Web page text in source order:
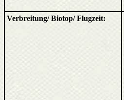
Verbreitung/ Biotop/ Flugzeit: